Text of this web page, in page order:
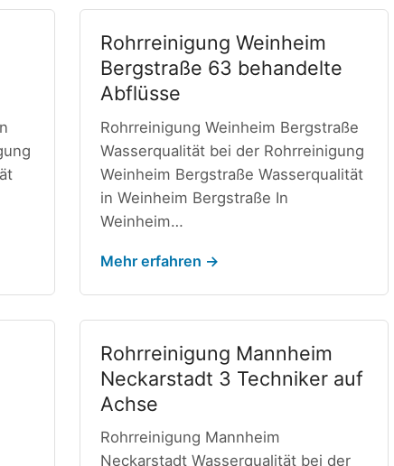
Rohrreinigung Weinheim
Bergstraße 63 behandelte
Abflüsse
Rohrreinigung Weinheim Bergstraße
Wasserqualität bei der Rohrreinigung
Weinheim Bergstraße Wasserqualität
in Weinheim Bergstraße In
Weinheim…
Mehr erfahren →
Rohrreinigung Mannheim
Neckarstadt 3 Techniker auf
Achse
Rohrreinigung Mannheim
Neckarstadt Wasserqualität bei der